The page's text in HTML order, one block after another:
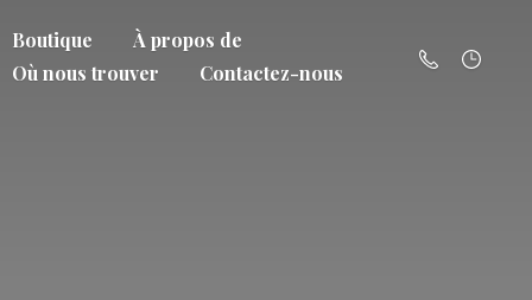
Boutique
À propos de
Où nous trouver
Contactez-nous